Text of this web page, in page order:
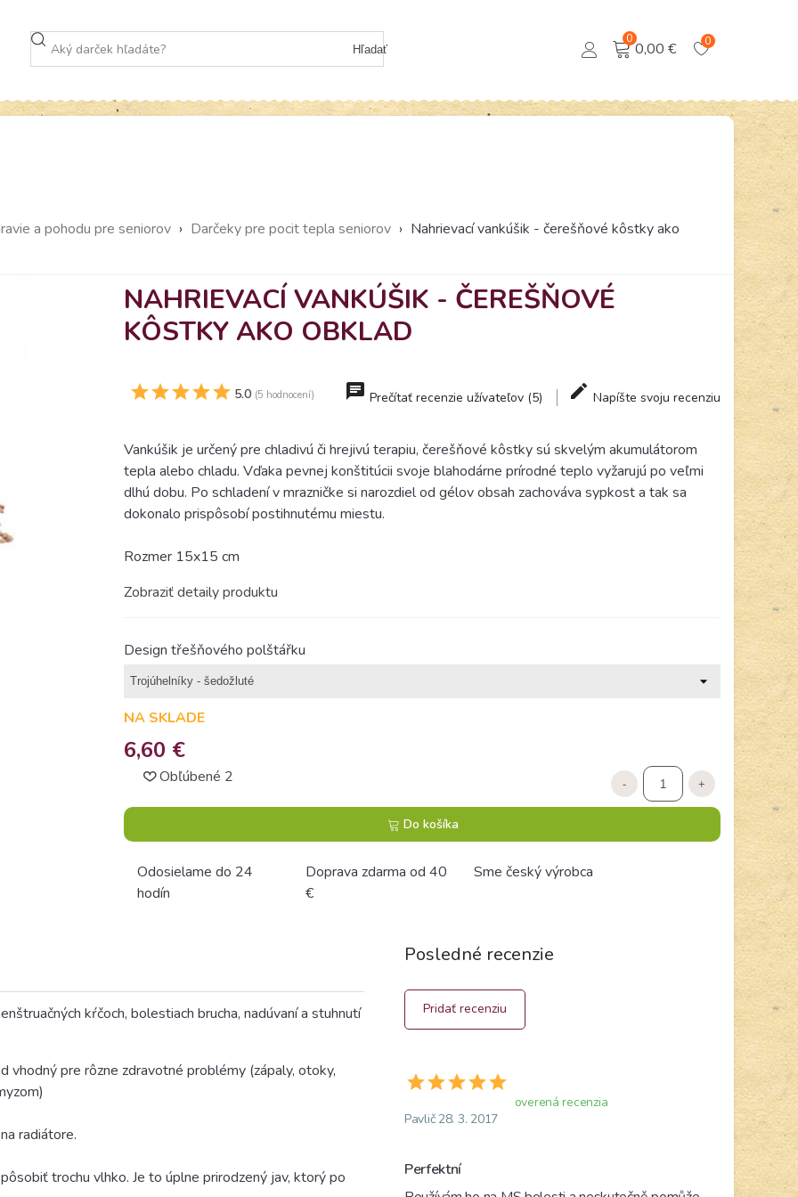
Hľadať
0
0,00 € 0
a pohodu pre seniorov › Darčeky pre pocit tepla seniorov › Nahrievací vankúšik - čerešňové kôstky ako
NAHRIEVACÍ VANKÚŠIK - ČEREŠŇOVÉ
KÔSTKY AKO OBKLAD
5.0 (5 hodnocení) Prečítať recenzie užívateľov (5) Napíšte svoju recenziu
Vankúšik je určený pre chladivú či hrejivú terapiu, čerešňové kôstky sú skvelým akumulátorom
tepla alebo chladu. Vďaka pevnej konštitúcii svoje blahodárne prírodné teplo vyžarujú po veľmi
dlhú dobu. Po schladení v mrazničke si narozdiel od gélov obsah zachováva sypkost a tak sa
dokonalo prispôsobí postihnutému miestu.
Rozmer 15x15 cm
Zobraziť detaily produktu
Design třešňového polštářku
NA SKLADE
6,60 €
Obľúbené 2 - +
Do košíka
Odosielame do 24
hodín
Doprava zdarma od 40
€
Sme český výrobca
kŕčoch, bolestiach brucha, nadúvaní a stuhnutí
vhodný pre rôzne zdravotné problémy (zápaly, otoky,
radiátore.
trochu vlhko. Je to úplne prirodzený jav, ktorý po
Posledné recenzie
Pridať recenziu
overená recenzia
Pavlič 28. 3. 2017
Perfektní